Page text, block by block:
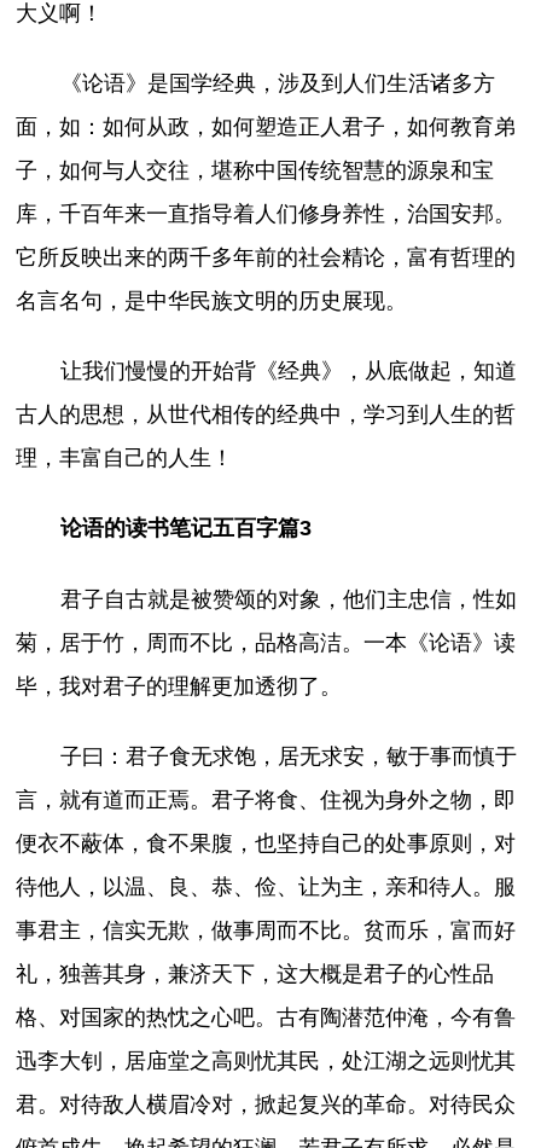
大义啊！
《论语》是国学经典，涉及到人们生活诸多方
面，如：如何从政，如何塑造正人君子，如何教育弟
子，如何与人交往，堪称中国传统智慧的源泉和宝
库，千百年来一直指导着人们修身养性，治国安邦。
它所反映出来的两千多年前的社会精论，富有哲理的
名言名句，是中华民族文明的历史展现。
让我们慢慢的开始背《经典》，从底做起，知道
古人的思想，从世代相传的经典中，学习到人生的哲
理，丰富自己的人生！
论语的读书笔记五百字篇3
君子自古就是被赞颂的对象，他们主忠信，性如
菊，居于竹，周而不比，品格高洁。一本《论语》读
毕，我对君子的理解更加透彻了。
子曰：君子食无求饱，居无求安，敏于事而慎于
言，就有道而正焉。君子将食、住视为身外之物，即
便衣不蔽体，食不果腹，也坚持自己的处事原则，对
待他人，以温、良、恭、俭、让为主，亲和待人。服
事君主，信实无欺，做事周而不比。贫而乐，富而好
礼，独善其身，兼济天下，这大概是君子的心性品
格、对国家的热忱之心吧。古有陶潜范仲淹，今有鲁
迅李大钊，居庙堂之高则忧其民，处江湖之远则忧其
君。对待敌人横眉冷对，掀起复兴的革命。对待民众